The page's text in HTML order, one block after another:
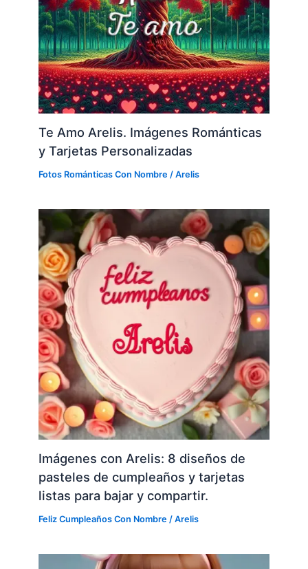
Te Amo Arelis. Imágenes Románticas
y Tarjetas Personalizadas
Fotos Románticas Con Nombre /Arelis
Imágenes con Arelis: 8 diseños de
pasteles de cumpleaños y tarjetas
listas para bajar y compartir.
Feliz Cumpleaños Con Nombre /Arelis